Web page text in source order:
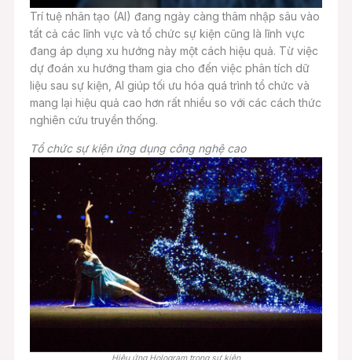
Trí tuệ nhân tạo (AI) đang ngày càng thâm nhập sâu vào
tất cả các lĩnh vực và tổ chức sự kiện cũng là lĩnh vực
đang áp dụng xu hướng này một cách hiệu quả. Từ việc
dự đoán xu hướng tham gia cho đến việc phân tích dữ
liệu sau sự kiện, AI giúp tối ưu hóa quá trình tổ chức và
mang lại hiệu quả cao hơn rất nhiều so với các cách thức
nghiên cứu truyền thống.
Tổ chức sự kiện ứng dụng công nghệ cao
Hiệu ứng Hologram trong sự kiện